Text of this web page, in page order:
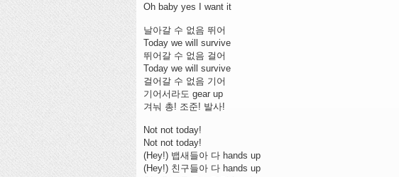
Oh baby yes I want it
날아갈 수 없음 뛰어
Today we will survive
뛰어갈 수 없음 걸어
Today we will survive
걸어갈 수 없음 기어
기어서라도 gear up
겨눠 총! 조준! 발사!
Not not today!
Not not today!
(Hey!) 뱁새들아 다 hands up
(Hey!) 친구들아 다 hands up